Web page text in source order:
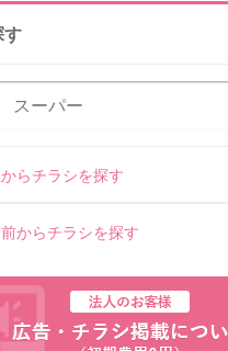
す
らチラシを探す
からチラシを探す